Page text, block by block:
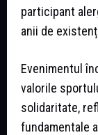
participant
anii de
Evenimentul
valorile
solidaritate,
fundamentale